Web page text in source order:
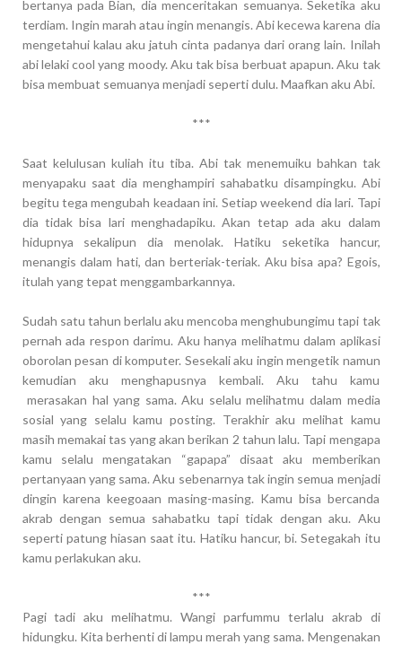
bertanya pada Bian, dia menceritakan semuanya. Seketika aku
terdiam. Ingin marah atau ingin menangis. Abi kecewa karena dia
mengetahui kalau aku jatuh cinta padanya dari orang lain. Inilah
abi lelaki cool yang moody. Aku tak bisa berbuat apapun. Aku tak
bisa membuat semuanya menjadi seperti dulu. Maafkan aku Abi.
***
Saat kelulusan kuliah itu tiba. Abi tak menemuiku bahkan tak
menyapaku saat dia menghampiri sahabatku disampingku. Abi
begitu tega mengubah keadaan ini. Setiap weekend dia lari. Tapi
dia tidak bisa lari menghadapiku. Akan tetap ada aku dalam
hidupnya sekalipun dia menolak. Hatiku seketika hancur,
menangis dalam hati, dan berteriak-teriak. Aku bisa apa? Egois,
itulah yang tepat menggambarkannya.
Sudah satu tahun berlalu aku mencoba menghubungimu tapi tak
pernah ada respon darimu. Aku hanya melihatmu dalam aplikasi
oborolan pesan di komputer. Sesekali aku ingin mengetik namun
kemudian aku menghapusnya kembali. Aku tahu kamu
merasakan hal yang sama. Aku selalu melihatmu dalam media
sosial yang selalu kamu posting. Terakhir aku melihat kamu
masih memakai tas yang akan berikan 2 tahun lalu. Tapi mengapa
kamu selalu mengatakan “gapapa” disaat aku memberikan
pertanyaan yang sama. Aku sebenarnya tak ingin semua menjadi
dingin karena keegoaan masing-masing. Kamu bisa bercanda
akrab dengan semua sahabatku tapi tidak dengan aku. Aku
seperti patung hiasan saat itu. Hatiku hancur, bi. Setegakah itu
kamu perlakukan aku.
***
Pagi tadi aku melihatmu. Wangi parfummu terlalu akrab di
hidungku. Kita berhenti di lampu merah yang sama. Mengenakan